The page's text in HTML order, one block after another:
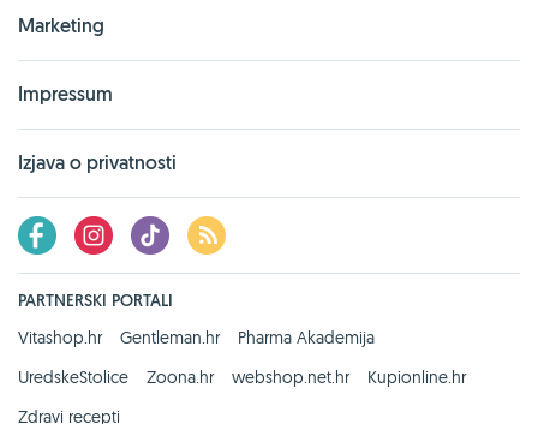
Marketing
Impressum
Izjava o privatnosti
PARTNERSKI PORTALI
Vitashop.hr
Gentleman.hr
Pharma Akademija
UredskeStolice
Zoona.hr webshop.net.hr
Kupionline.hr
Zdravi recepti